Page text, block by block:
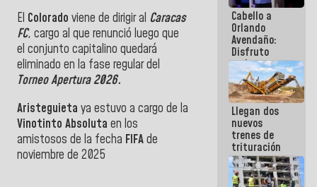
El Colorado viene de dirigir al Caracas
FC, cargo al que renunció luego que
el conjunto capitalino quedará
eliminado en la fase regular del
Torneo Apertura 2026.
Aristeguieta ya estuvo a cargo de la
Vinotinto Absoluta en los
amistosos de la fecha FIFAde
noviembre de 2025
Cabello a
Orlando
Avendaño:
Disfruto
cada vez
que escribes
porque lo
que haces
es
embarrarla
Llegan dos
nuevos
trenes de
trituración
para
optimizar
manejo de